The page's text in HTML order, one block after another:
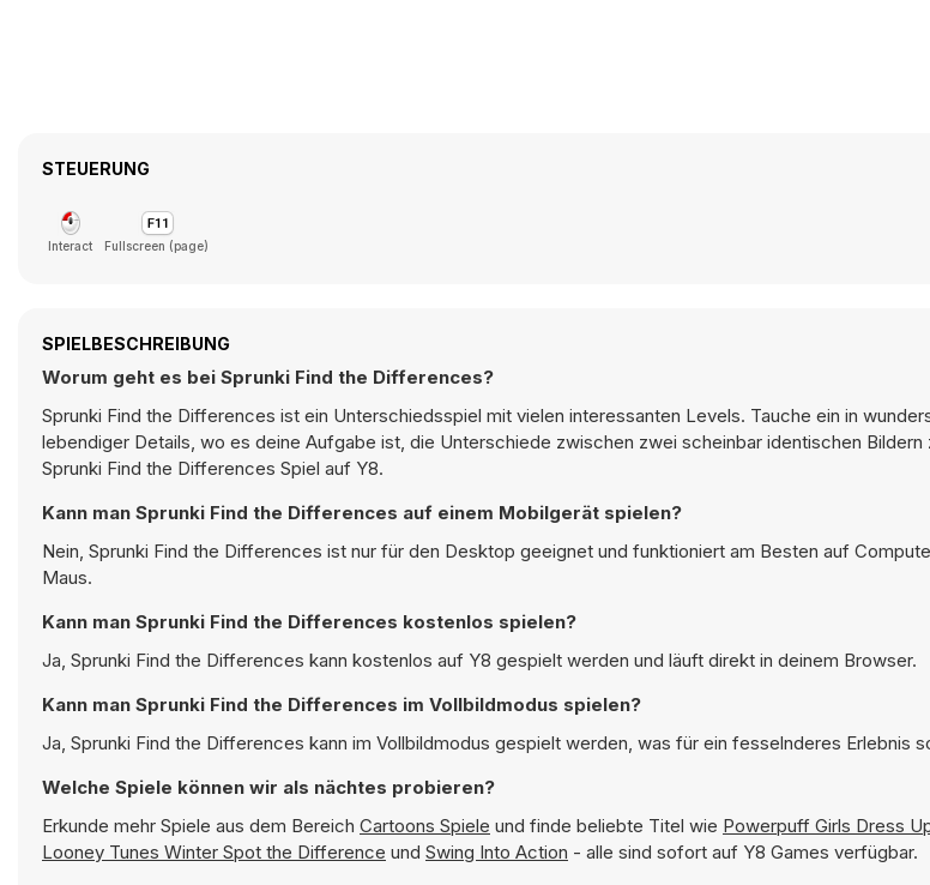
STEUERUNG
Interact Fullscreen (page)
SPIELBESCHREIBUNG
Worum geht es bei Sprunki Find the Differences?
Sprunki Find the Differences ist ein Unterschiedsspiel mit vielen interessanten Levels. Tauche ein in
lebendiger Details, wo es deine Aufgabe ist, die Unterschiede zwischen zwei scheinbar identischen Bildern
Sprunki Find the Differences Spiel auf Y8.
Kann man Sprunki Find the Differences auf einem Mobilgerät spielen?
Nein, Sprunki Find the Differences ist nur für den Desktop geeignet und funktioniert am Besten auf
Maus.
Kann man Sprunki Find the Differences kostenlos spielen?
Ja, Sprunki Find the Differences kann kostenlos auf Y8 gespielt werden und läuft direkt in deinem Browser.
Kann man Sprunki Find the Differences im Vollbildmodus spielen?
Ja, Sprunki Find the Differences kann im Vollbildmodus gespielt werden, was für ein fesselnderes Erlebnis
Welche Spiele können wir als nächtes probieren?
Erkunde mehr Spiele aus dem Bereich Cartoons Spiele und finde beliebte Titel wie Powerpuff Girls Dress
Looney Tunes Winter Spot the Difference und Swing Into Action - alle sind sofort auf Y8 Games verfügbar.